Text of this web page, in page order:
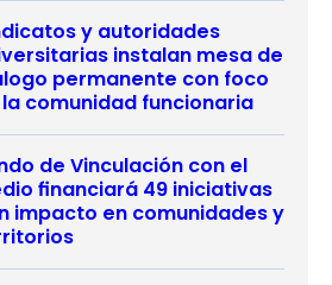
y autoridades
instalan mesa de
permanente con foco
comunidad funcionaria
de Vinculación con el
financiará 49 iniciativas
impacto en comunidades y